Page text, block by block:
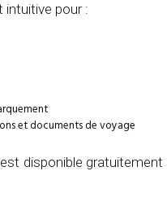
intuitive pour :
et documents de voyage
est disponible gratuitement